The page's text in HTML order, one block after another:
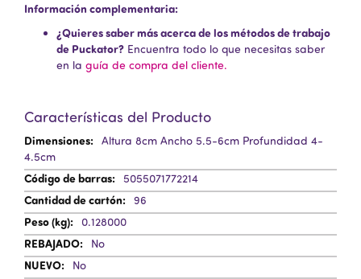
Información complementaria:
¿Quieres saber más acerca de los métodos de trabajo
de Puckator? Encuentra todo lo que necesitas saber
en la guía de compra del cliente.
Características del Producto
Más
Información
Altura 8cm Ancho 5.5-6cm Profundidad 4-
4.5cm
5055071772214
96
0.128000
No
No